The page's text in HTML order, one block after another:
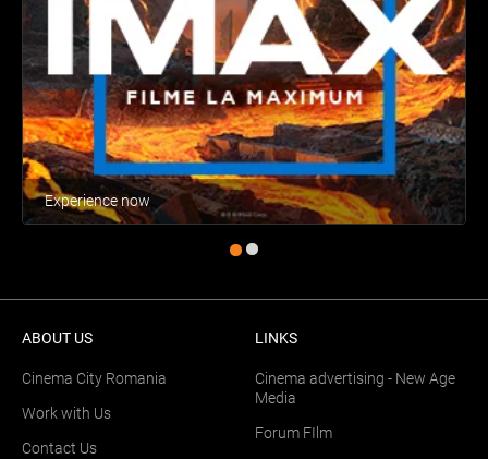
Experience now
ABOUT US
Cinema City Romania
Work with Us
Contact Us
LINKS
Cinema advertising - New Age
Media
Forum FIlm